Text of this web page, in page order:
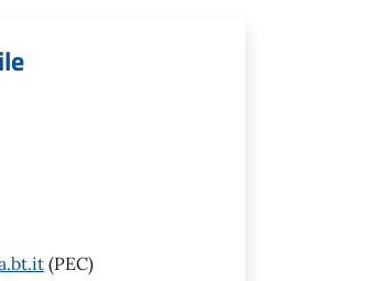
(PEC)